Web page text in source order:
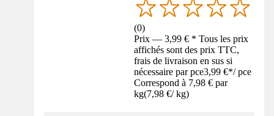
(0)
Prix — 3,99 € * Tous les prix
affichés sont des prix TTC,
frais de livraison en sus si
nécessaire par pce3,99 €*/ pce
Correspond à 7,98 € par
kg(7,98 €/ kg)